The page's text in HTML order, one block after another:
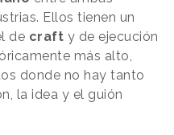
Ellos tienen un
de craft y de ejecución
más alto,
donde no hay tanto
la idea y el guión